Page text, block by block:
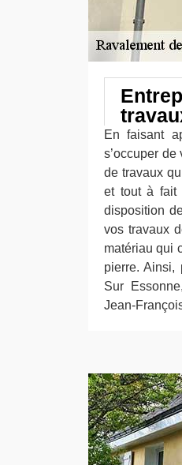
En faisant
s’occuper
de travaux
et tout à fait
disposition
vos travaux
matériau qui
pierre. Ainsi,
Sur
Jean-